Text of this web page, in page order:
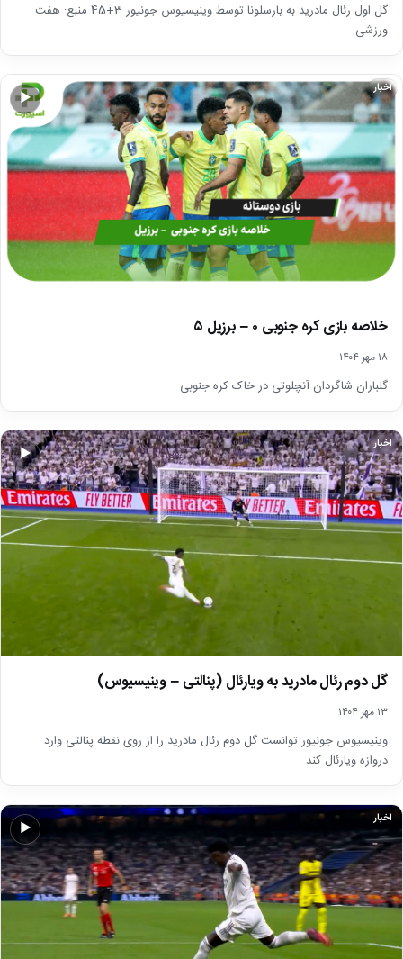
گل اول رئال مادرید به بارسلونا توسط وینیسیوس جونیور 3+45 منبع: هفت
ورزشی
▶
اخبار
خلاصه بازی کره جنوبی ۰ – برزیل ۵
۱۸ مهر ۱۴۰۴
گلباران شاگردان آنچلوتی در خاک کره جنوبی
▶
اخبار
گل دوم رئال مادرید به ویارئال (پنالتی – وینیسیوس)
۱۳ مهر ۱۴۰۴
وینیسیوس جونیور توانست گل دوم رئال مادرید را از روی نقطه پنالتی وارد
دروازه ویارئال کند.
▶
اخبار